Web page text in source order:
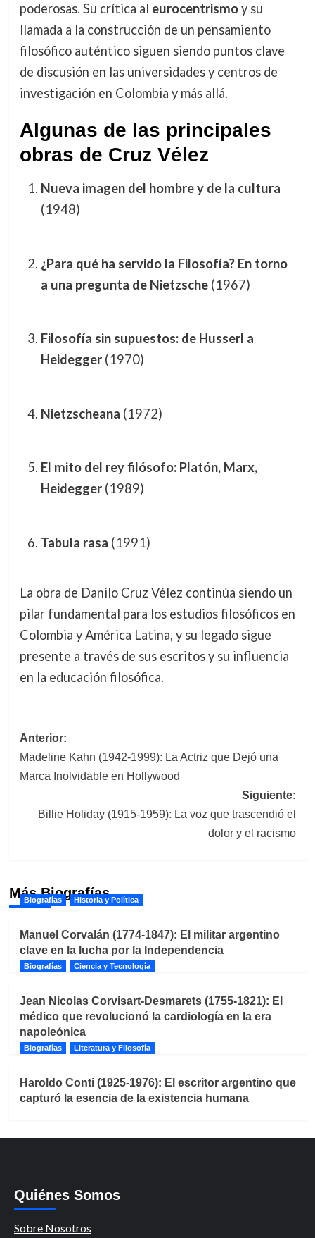
poderosas. Su crítica al eurocentrismoy su
llamada a la construcción de un pensamiento
filosófico auténtico siguen siendo puntos clave
de discusión en las universidades y centros de
investigación en Colombia y más allá.
Algunas de las principales
obras de Cruz Vélez
Nueva imagen del hombre y de la cultura
(1948)
¿Para qué ha servido la Filosofía? En torno
a una pregunta de Nietzsche(1967)
Filosofía sin supuestos: de Husserl a
Heidegger(1970)
Nietzscheana (1972)
El mito del rey filósofo: Platón, Marx,
Heidegger(1989)
Tabula rasa (1991)
La obra de Danilo Cruz Vélez continúa siendo un
pilar fundamental para los estudios filosóficos en
Colombia y América Latina, y su legado sigue
presente a través de sus escritos y su influencia
en la educación filosófica.
Navegación
de
Anterior:
Madeline Kahn (1942-1999): La Actriz que Dejó una
Marca Inolvidable en Hollywood
Siguiente:
Billie Holiday (1915-1959): La voz que trascendió el
dolor y el racismo
Más Biografías
Biografías Historia y Política
Manuel Corvalán (1774-1847): El militar argentino
clave en la lucha por la Independencia
Biografías Ciencia y Tecnología
Jean Nicolas Corvisart-Desmarets (1755-1821): El
médico que revolucionó la cardiología en la era
napoleónica
Biografías Literatura y Filosofía
Haroldo Conti (1925-1976): El escritor argentino que
capturó la esencia de la existencia humana
Quiénes Somos
Sobre Nosotros